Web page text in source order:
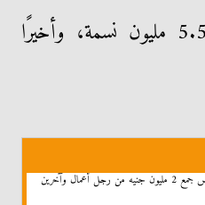
نسمة، ثم الإسكندرية 5.5 مليون نسمة، وأخيرًا
القبض على شخص جمع 2 مليون جنيه من رجل أعمال وآخرين